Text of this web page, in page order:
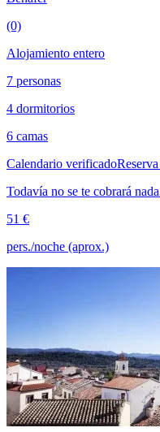
(0)
Alojamiento entero
7 personas
4 dormitorios
6 camas
Calendario verificado
Todavía no se te cobrará
51 €
pers./noche (aprox.)